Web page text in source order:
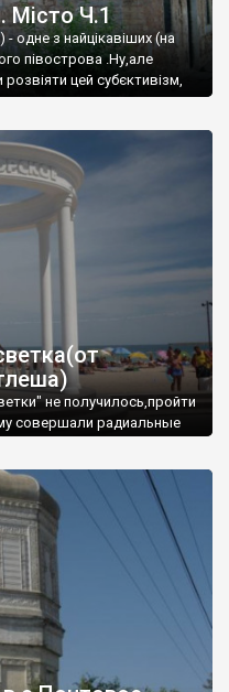
Місто Ч.1
одне з найцікавіших (на
півострова .Ну,але
цей субєктивізм,
не получилось,пройти
совершали радиальные